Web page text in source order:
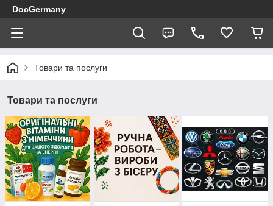
DocGermany
Товари та послуги
Товари та послуги